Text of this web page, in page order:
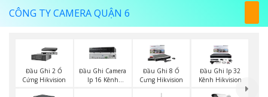
CÔNG TY CAMERA QUẬN 6
Đầu Ghi 2 Ổ
Cứng Hikvision
Đầu Ghi Camera
Ip 16 Kênh
Đầu Ghi 8 Ổ
Cưng Hikvision
Đầu Ghi Ip 32
Kênh Hikvision